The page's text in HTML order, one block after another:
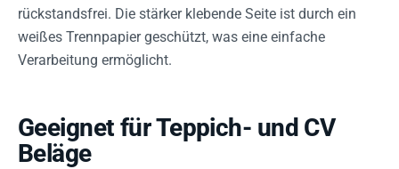
rückstandsfrei. Die stärker klebende Seite ist durch ein
weißes Trennpapier geschützt, was eine einfache
Verarbeitung ermöglicht.
Geeignet für Teppich- und CV
Beläge